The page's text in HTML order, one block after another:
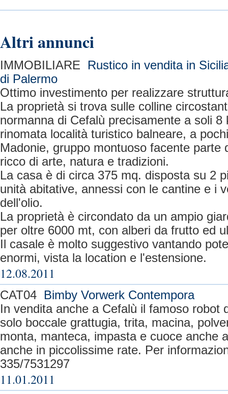
Altri annunci
IMMOBILIARE Rustico in vendita in
di Palermo
Ottimo investimento per realizzare
La proprietà si trova sulle colline
normanna di Cefalù precisamente a soli 8
rinomata località turistico balneare, a
Madonie, gruppo montuoso facente parte
ricco di arte, natura e tradizioni.
La casa è di circa 375 mq. disposta su 2
unità abitative, annessi con le cantine e i
dell'olio.
La proprietà è circondato da un ampio
per oltre 6000 mt, con alberi da frutto ed
Il casale è molto suggestivo vantando
enormi, vista la location e l'estensione.
12.08.2011
CAT04 Bimby Vorwerk Contempora
In vendita anche a Cefalù il famoso robot
solo boccale grattugia, trita, macina,
monta, manteca, impasta e cuoce anche
anche in piccolissime rate. Per
335/7531297
11.01.2011